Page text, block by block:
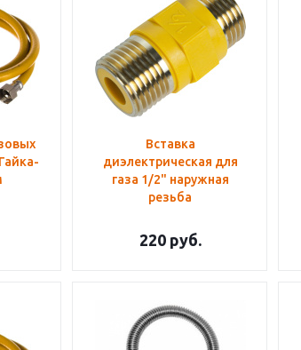
Вставка
диэлектрическая для
газа 1/2" наружная
резьба
220руб.